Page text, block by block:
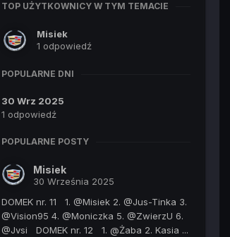
TOP UŻYTKOWNICY W TYM TEMACIE
Misiek
1 odpowiedź
POPULARNE DNI
30 Wrz 2025
1 odpowiedź
POPULARNE POSTY
Misiek
30 Września 2025
DOMEK nr. 11 1. @Misiek 2. @Jus-Tinka 3.
@Vision95 4. @Moniczka 5. @ZwierzU 6.
@Jvsi DOMEK nr. 12 1. @Żaba 2. Kasia ...